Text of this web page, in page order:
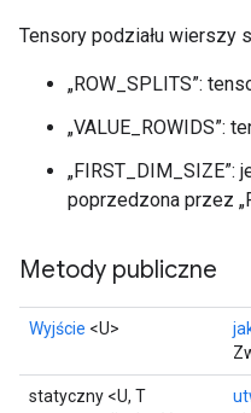
Tensory podziału wierszy
„ROW_SPLITS”:
„VALUE_ROWIDS”:
poprzedzona przez
Metody publiczne
Wyjście <U>
statyczny <U, T